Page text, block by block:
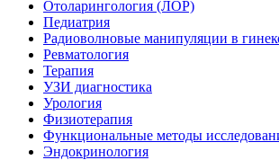
Отоларингология (ЛОР)
Педиатрия
Радиоволновые манипуляции в
Ревматология
Терапия
УЗИ диагностика
Урология
Физиотерапия
Функциональные методы
Эндокринология